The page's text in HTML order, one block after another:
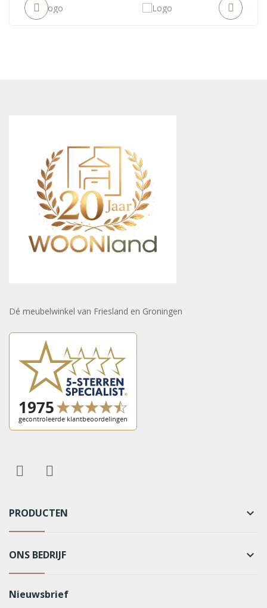
Dé meubelwinkel van Friesland en Groningen
PRODUCTEN keyboard_arrow_down
ONS BEDRIJF keyboard_arrow_down
Nieuwsbrief